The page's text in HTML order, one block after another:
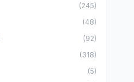
(245)
(48)
(92)
(318)
(5)